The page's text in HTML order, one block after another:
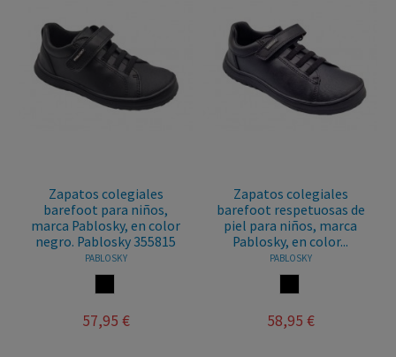
Zapatos colegiales
barefoot respetuosas de
piel para niños, marca
Pablosky, en color...
PABLOSKY
58,95 €
Zapatos colegiales
barefoot respetuosas
piel para niños, marca
Pablosky, en color...
PABLOSKY
52,95 €